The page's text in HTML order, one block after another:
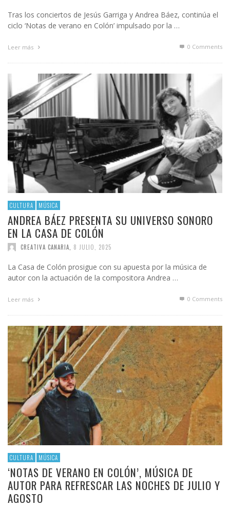
Tras los conciertos de Jesús Garriga y Andrea Báez, continúa el
ciclo ‘Notas de verano en Colón’ impulsado por la …
Leer más 0 Comments
CULTURA MÚSICA
ANDREA BÁEZ PRESENTA SU UNIVERSO SONORO
EN LA CASA DE COLÓN
CREATIVA CANARIA 8 JULIO, 2025
La Casa de Colón prosigue con su apuesta por la música de
autor con la actuación de la compositora Andrea …
Leer más 0 Comments
CULTURA MÚSICA
‘NOTAS DE VERANO EN COLÓN’, MÚSICA DE
AUTOR PARA REFRESCAR LAS NOCHES DE JULIO Y
AGOSTO